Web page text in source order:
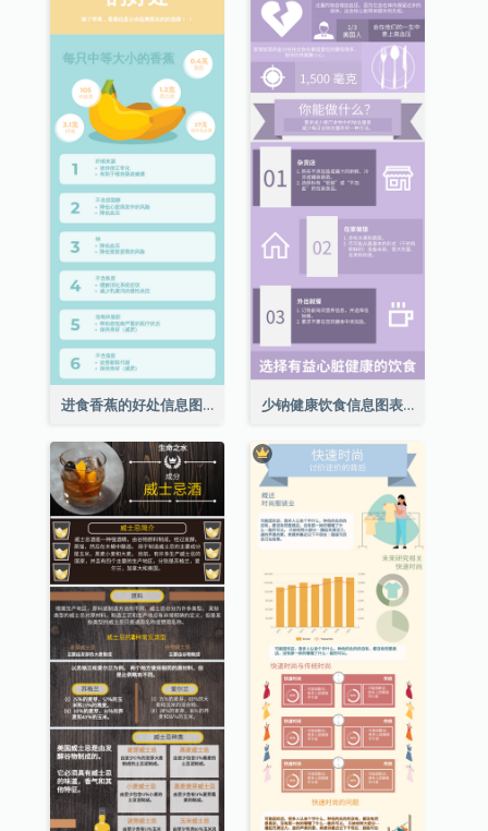
进食香蕉的好处信息图表 少钠健康饮食信息图表